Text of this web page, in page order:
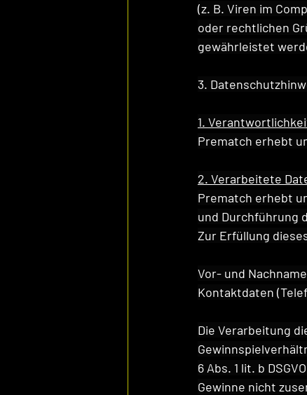
(z. B. Viren im
oder rechtlichen
gewährleistet
3.
1.
Prematch erhebt
2. Verarbeitete
Prematch erhebt
und Durchführung
Zur Erfüllung
Vor- und Nachname
Kontaktdaten
Die Verarbeitung
6 Abs. 1 lit. b
Gewinne nicht